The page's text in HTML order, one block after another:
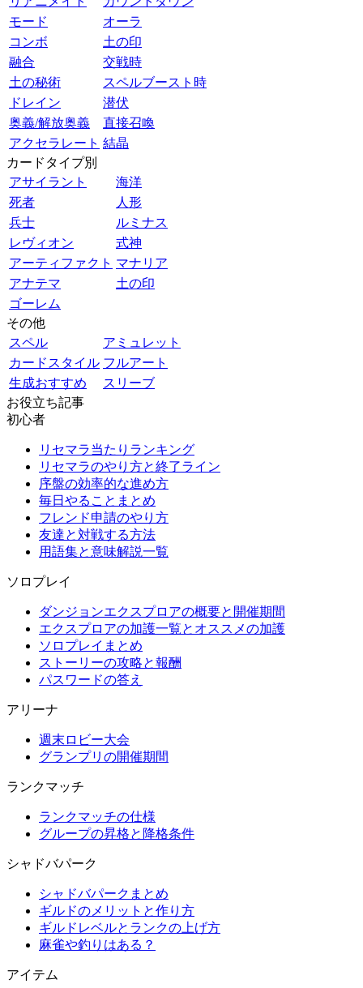
モード
オーラ
コンボ
土の印
融合
交戦時
土の秘術
スペルブースト時
ドレイン
潜伏
奥義/解放奥義
直接召喚
アクセラレート 結晶
カードタイプ別
アサイラント
海洋
死者
人形
兵士
ルミナス
レヴィオン
式神
アーティファクト マナリア
アナテマ
土の印
ゴーレム
その他
スペル
アミュレット
カードスタイル フルアート
生成おすすめ
スリーブ
お役立ち記事
初心者
リセマラ当たりランキング
リセマラのやり方と終了ライン
序盤の効率的な進め方
毎日やることまとめ
フレンド申請のやり方
友達と対戦する方法
用語集と意味解説一覧
ソロプレイ
ダンジョンエクスプロアの概要と開催期間
エクスプロアの加護一覧とオススメの加護
ソロプレイまとめ
ストーリーの攻略と報酬
パスワードの答え
アリーナ
週末ロビー大会
グランプリの開催期間
ランクマッチ
ランクマッチの仕様
グループの昇格と降格条件
シャドバパーク
シャドバパークまとめ
ギルドのメリットと作り方
ギルドレベルとランクの上げ方
麻雀や釣りはある？
アイテム